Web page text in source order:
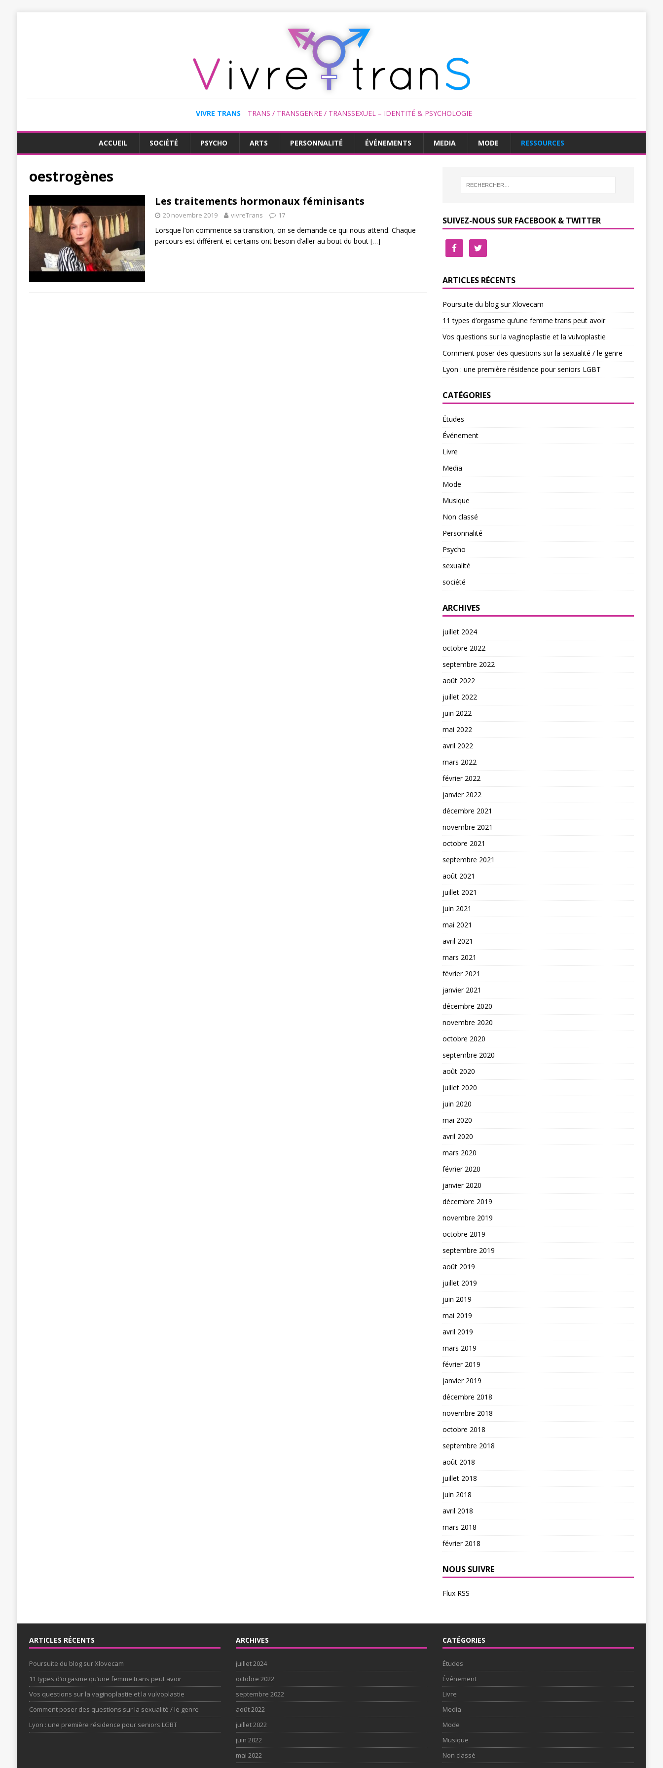
VIVRE TRANS TRANS / TRANSGENRE / TRANSSEXUEL – IDENTITÉ & PSYCHOLOGIE
ACCUEIL SOCIÉTÉ PSYCHO ARTS PERSONNALITÉ ÉVÉNEMENTS MEDIA MODE RESSOURCES
oestrogènes
Les traitements hormonaux féminisants
20 novembre 2019 vivreTrans 17
Lorsque l’on commence sa transition, on se demande ce qui nous attend. Chaque
parcours est différent et certains ont besoin d’aller au bout du bout […]
SUIVEZ-NOUS SUR FACEBOOK & TWITTER
ARTICLES RÉCENTS
Poursuite du blog sur Xlovecam
11 types d’orgasme qu’une femme trans peut avoir
Vos questions sur la vaginoplastie et la vulvoplastie
Comment poser des questions sur la sexualité / le genre
Lyon : une première résidence pour seniors LGBT
CATÉGORIES
Études
Événement
Livre
Media
Mode
Musique
Non classé
Personnalité
Psycho
sexualité
société
ARCHIVES
juillet 2024
octobre 2022
septembre 2022
août 2022
juillet 2022
juin 2022
mai 2022
avril 2022
mars 2022
février 2022
janvier 2022
décembre 2021
novembre 2021
octobre 2021
septembre 2021
août 2021
juillet 2021
juin 2021
mai 2021
avril 2021
mars 2021
février 2021
janvier 2021
décembre 2020
novembre 2020
octobre 2020
septembre 2020
août 2020
juillet 2020
juin 2020
mai 2020
avril 2020
mars 2020
février 2020
janvier 2020
décembre 2019
novembre 2019
octobre 2019
septembre 2019
août 2019
juillet 2019
juin 2019
mai 2019
avril 2019
mars 2019
février 2019
janvier 2019
décembre 2018
novembre 2018
octobre 2018
septembre 2018
août 2018
juillet 2018
juin 2018
avril 2018
mars 2018
février 2018
NOUS SUIVRE
Flux RSS
ARTICLES RÉCENTS
Poursuite du blog sur Xlovecam
11 types d’orgasme qu’une femme trans peut avoir
Vos questions sur la vaginoplastie et la vulvoplastie
Comment poser des questions sur la sexualité / le genre
Lyon : une première résidence pour seniors LGBT
ARCHIVES
juillet 2024
octobre 2022
septembre 2022
août 2022
juillet 2022
juin 2022
mai 2022
CATÉGORIES
Études
Événement
Livre
Media
Mode
Musique
Non classé